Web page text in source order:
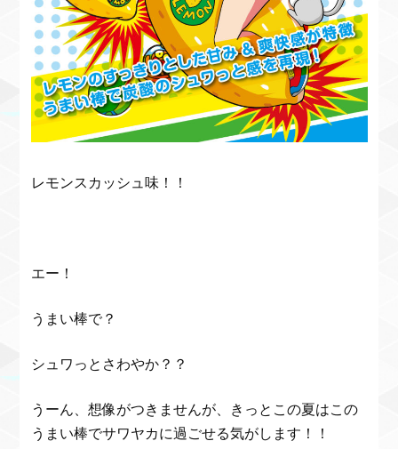
レモンスカッシュ味！！
エー！
うまい棒で？
シュワっとさわやか？？
うーん、想像がつきませんが、きっとこの夏はこの
うまい棒でサワヤカに過ごせる気がします！！